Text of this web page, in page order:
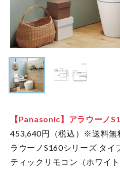
【Panasonic】アラウーノ
453,640円（税込）※送料無
ラウーノS160シリーズ タイ
ティックリモコン（ホワイ